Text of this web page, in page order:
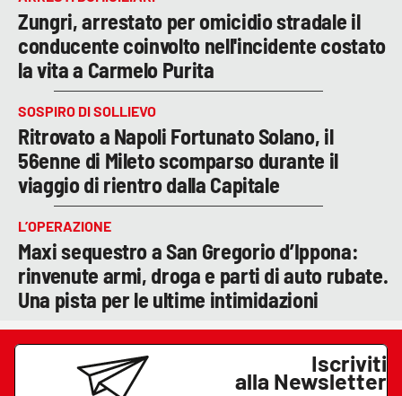
Zungri, arrestato per omicidio stradale il
conducente coinvolto nell'incidente costato
la vita a Carmelo Purita
SOSPIRO DI SOLLIEVO
Ritrovato a Napoli Fortunato Solano, il
56enne di Mileto scomparso durante il
viaggio di rientro dalla Capitale
L’OPERAZIONE
Maxi sequestro a San Gregorio d’Ippona:
rinvenute armi, droga e parti di auto rubate.
Una pista per le ultime intimidazioni
Iscriviti
alla Newsletter